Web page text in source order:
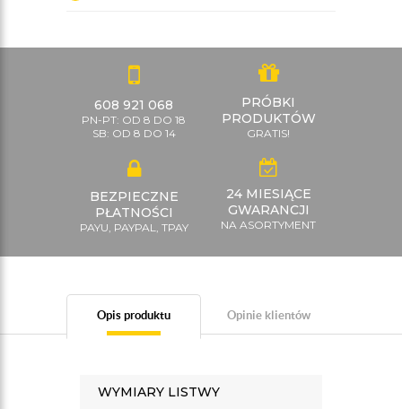
608 921 068
PN-PT: OD 8 DO 18
SB: OD 8 DO 14
PRÓBKI
PRODUKTÓW
GRATIS!
BEZPIECZNE
PŁATNOŚCI
PAYU, PAYPAL, TPAY
24 MIESIĄCE
GWARANCJI
NA ASORTYMENT
Opis produktu Opinie klientów
WYMIARY LISTWY